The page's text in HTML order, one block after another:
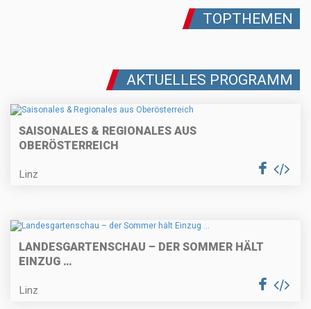
TOPTHEMEN
AKTUELLES PROGRAMM
SAISONALES & REGIONALES AUS
OBERÖSTERREICH
Linz
LANDESGARTENSCHAU – DER SOMMER HÄLT
EINZUG …
Linz